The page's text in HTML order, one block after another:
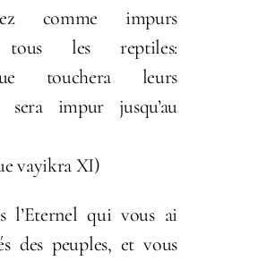
comme impurs
les reptiles:
touchera leurs
sera impur jusqu’au
vayikra XI)
l’Eternel qui vous ai
des peuples, et vous